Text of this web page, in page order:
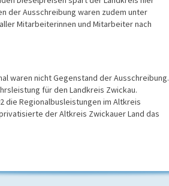
der Ausschreibung waren zudem unter
Mitarbeiterinnen und Mitarbeiter nach
waren nicht Gegenstand der Ausschreibung.
für den Landkreis Zwickau.
die Regionalbusleistungen im Altkreis
der Altkreis Zwickauer Land das